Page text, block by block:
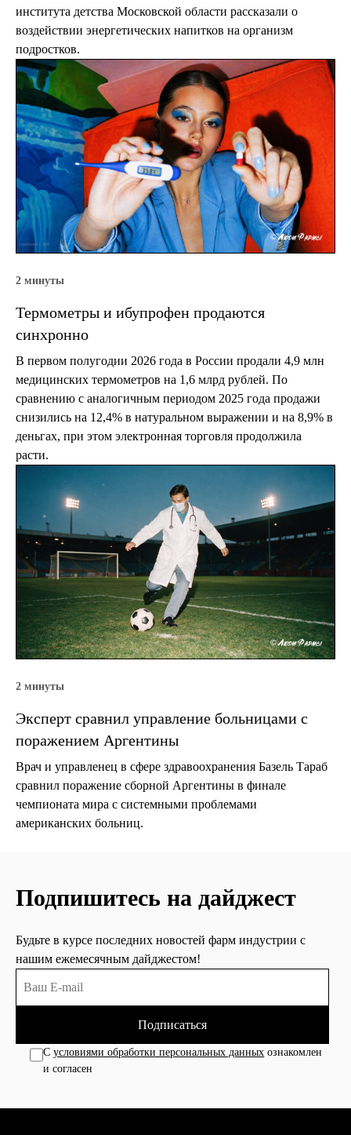
института детства Московской области рассказали о
воздействии энергетических напитков на организм
подростков.
2 минуты
Термометры и ибупрофен продаются
синхронно
В первом полугодии 2026 года в России продали 4,9 млн
медицинских термометров на 1,6 млрд рублей. По
сравнению с аналогичным периодом 2025 года продажи
снизились на 12,4% в натуральном выражении и на 8,9% в
деньгах, при этом электронная торговля продолжила
расти.
2 минуты
Эксперт сравнил управление больницами с
поражением Аргентины
Врач и управленец в сфере здравоохранения Базель Тараб
сравнил поражение сборной Аргентины в финале
чемпионата мира с системными проблемами
американских больниц.
Подпишитесь на дайджест
Будьте в курсе последних новостей фарм индустрии с
нашим ежемесячным дайджестом!
Подписаться
Сусловиями обработки персональных данных ознакомлен
и согласен